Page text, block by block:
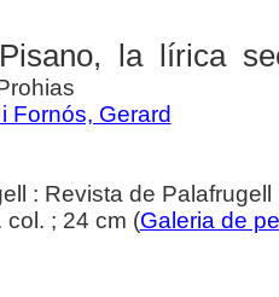
la lírica
Fornós, Gerard
: Revista de
col. ; 24 cm (Galeria de